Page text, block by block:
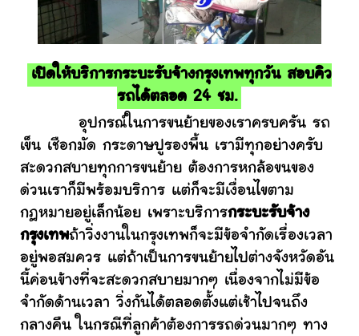
เปิดให้บริการกระบะรับจ้างกรุงเทพทุกวัน สอบคิว
รถได้ตลอด 24 ชม.
อุปกรณ์ในการขนย้ายของเราครบครัน รถ
เข็น เชือกมัด กระดาษปูรองพื้น เรามีทุกอย่างครับ
สะดวกสบายทุกการขนย้าย ต้องการหกล้อขนของ
ด่วนเราก็มีพร้อมบริการ แต่ก็จะมีเงื่อนไขตาม
กฎหมายอยู่เล็กน้อย เพราะบริการกระบะรับจ้าง
กรุงเทพถ้าวิ่งงานในกรุงเทพก็จะมีข้อจำกัดเรื่องเวลา
อยู่พอสมควร แต่ถ้าเป็นการขนย้ายไปต่างจังหวัดอัน
นี้ค่อนข้างที่จะสะดวกสบายมากๆ เนื่องจากไม่มีข้อ
จำกัดด้านเวลา วิ่งกันได้ตลอดตั้งแต่เช้าไปจนถึง
กลางคืน ในกรณีที่ลูกค้าต้องการรถด่วนมากๆ ทาง